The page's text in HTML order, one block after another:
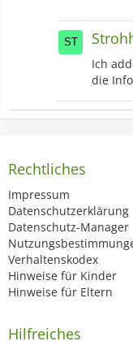
Ich
die
Rechtliches
Impressum
Datenschutzerklärung
Datenschutz-Manager
Verhaltenskodex
Hinweise für Kinder
Hinweise für Eltern
Hilfreiches